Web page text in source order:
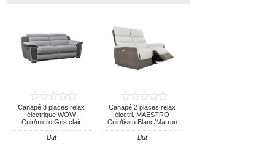
Canapé 3 places relax
électrique WOW
Cuir/micro.Gris clair
But
Canapé 2 places relax
électri. MAESTRO
Cuir/tissu Blanc/Marron
But